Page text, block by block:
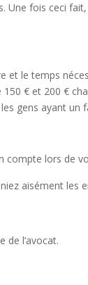
Une fois ceci fait,
et le temps
€ et 200 €
gens ayant un
compte lors de
aisément les
de l’avocat.